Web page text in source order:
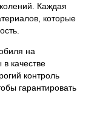
Каждая
которые
на
качестве
контроль
гарантировать